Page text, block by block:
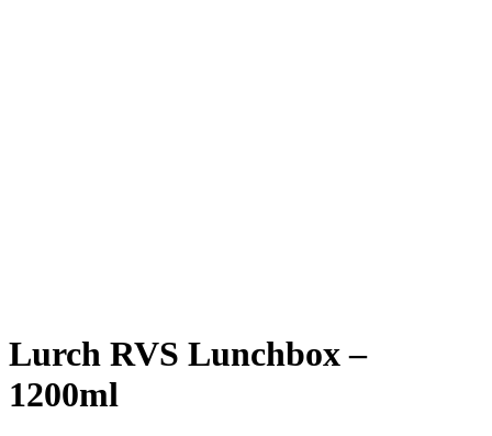
Lurch RVS Lunchbox –
1200ml